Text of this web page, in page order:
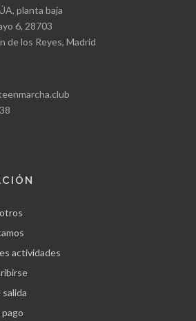
planta baja
6, 28703
de los Reyes, Madrid
actividades
pago